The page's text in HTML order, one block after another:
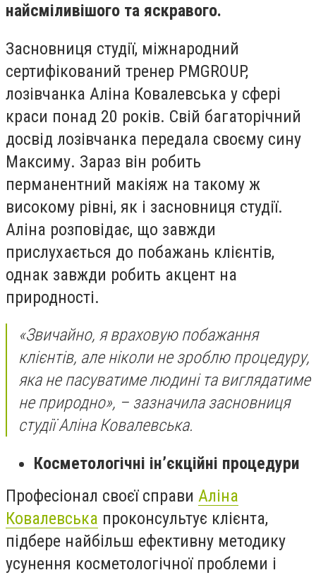
найсміливішого та яскравого.
Засновниця студії, міжнародний
сертифікований тренер PMGROUP,
лозівчанка Аліна Ковалевська у сфері
краси понад 20 років. Свій багаторічний
досвід лозівчанка передала своєму сину
Максиму. Зараз він робить
перманентний макіяж на такому ж
високому рівні, як і засновниця студії.
Аліна розповідає, що завжди
прислухається до побажань клієнтів,
однак завжди робить акцент на
природності.
«Звичайно, я враховую побажання
клієнтів, але ніколи не зроблю процедуру,
яка не пасуватиме людині та виглядатиме
не природно», – зазначила засновниця
студії Аліна Ковалевська.
Косметологічні ін’єкційні процедури
Професіонал своєї справи Аліна
Ковалевська проконсультує клієнта,
підбере найбільш ефективну методику
усунення косметологічної проблеми і